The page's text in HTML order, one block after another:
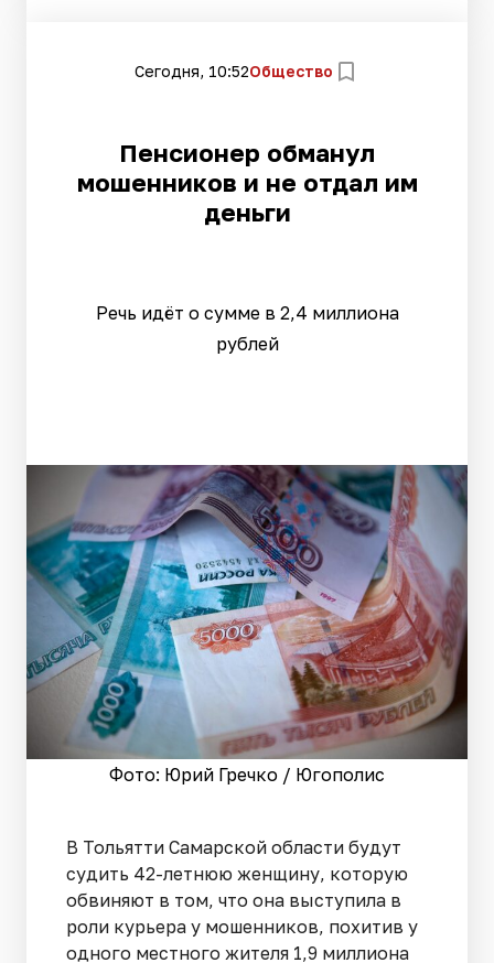
Сегодня, 10:52Общество
Пенсионер обманул
мошенников и не отдал им
деньги
Речь идёт о сумме в 2,4 миллиона
рублей
Фото: Юрий Гречко / Югополис
В Тольятти Самарской области будут
судить 42-летнюю женщину, которую
обвиняют в том, что она выступила в
роли курьера у мошенников, похитив у
одного местного жителя 1,9 миллиона